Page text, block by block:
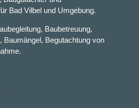
Bad Vilbel und Umgebung.
Baubetreuung,
Baumängel, Begutachtung von